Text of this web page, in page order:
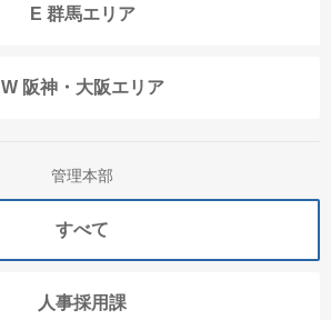
E 群馬エリア
W 阪神・大阪エリア
管理本部
すべて
人事採用課